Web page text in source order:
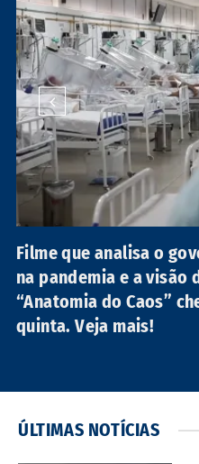
Filme que analisa o
na pandemia e a visão
“Anatomia do Caos”
quinta. Veja mais!
ÚLTIMAS NOTÍCIAS